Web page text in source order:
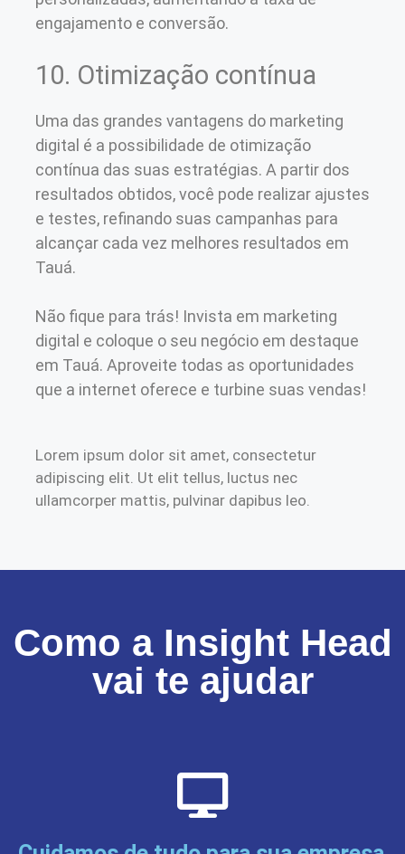
engajamento e conversão.
10. Otimização contínua
Uma das grandes vantagens do marketing
digital é a possibilidade de otimização
contínua das suas estratégias. A partir dos
resultados obtidos, você pode realizar ajustes
e testes, refinando suas campanhas para
alcançar cada vez melhores resultados em
Tauá.
Não fique para trás! Invista em marketing
digital e coloque o seu negócio em destaque
em Tauá. Aproveite todas as oportunidades
que a internet oferece e turbine suas vendas!
Lorem ipsum dolor sit amet, consectetur
adipiscing elit. Ut elit tellus, luctus nec
ullamcorper mattis, pulvinar dapibus leo.
Como a Insight Head
vai te ajudar